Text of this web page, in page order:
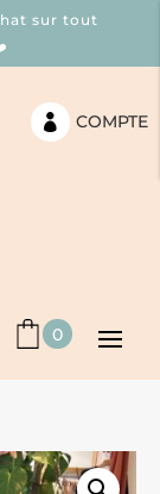
sur tout
 COMPTE
0